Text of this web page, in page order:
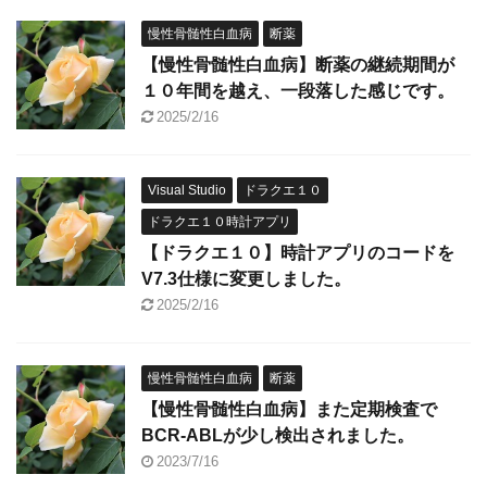
慢性骨髄性白血病 断薬
【慢性骨髄性白血病】断薬の継続期間が
１０年間を越え、一段落した感じです。
2025/2/16
Visual Studio ドラクエ１０
ドラクエ１０時計アプリ
【ドラクエ１０】時計アプリのコードを
V7.3仕様に変更しました。
2025/2/16
慢性骨髄性白血病 断薬
【慢性骨髄性白血病】また定期検査で
BCR-ABLが少し検出されました。
2023/7/16